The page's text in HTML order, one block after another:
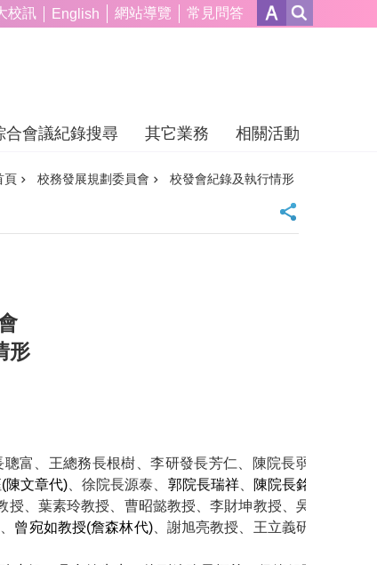
校訊 English 網站導覽 常見問答
合會議紀錄搜尋 其它業務 相關活動
頁 校務發展規劃委員會 校發會紀錄及執行情形
形
聰富、王總務長根樹、李研發長芳仁 、陳院長弱
(陳文章代) 、徐院長源泰、 郭院長瑞祥、
陳院長銘
授 葉素玲教授、曹昭懿教授 、李財坤教授、 吳
曾宛如教授(詹森林代)、 謝旭亮教授
王立義研